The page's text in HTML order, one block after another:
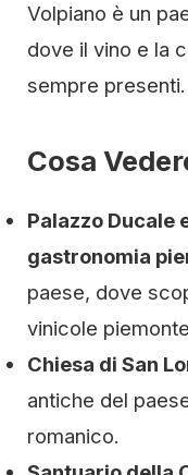
Volpiano è un
dove il vino e la
sempre presenti.
Cosa
Palazzo Ducale
gastronomia
paese, dove
vinicole
Chiesa di San
antiche del
romanico.